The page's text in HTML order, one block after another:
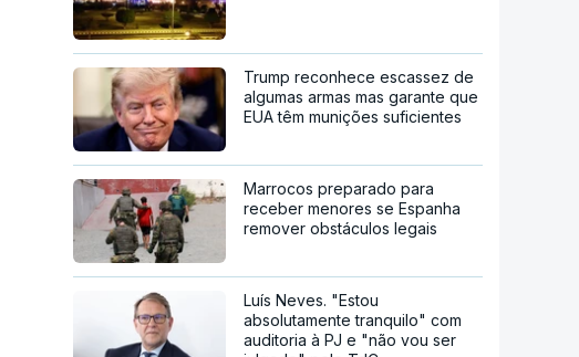
Trump reconhece escassez de
algumas armas mas garante que
EUA têm munições suficientes
Marrocos preparado para
receber menores se Espanha
remover obstáculos legais
Luís Neves. "Estou
absolutamente tranquilo" com
auditoria à PJ e "não vou ser